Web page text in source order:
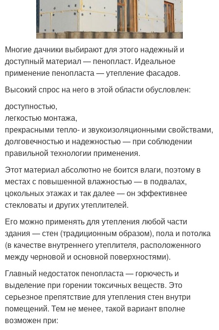
Многие дачники выбирают для этого надежный и
доступный материал — пенопласт. Идеальное
применение пенопласта — утепление фасадов.
Высокий спрос на него в этой области обусловлен:
доступностью,
легкостью монтажа,
прекрасными тепло- и звукоизоляционными свойствами,
долговечностью и надежностью — при соблюдении
правильной технологии применения.
Этот материал абсолютно не боится влаги, поэтому в
местах с повышенной влажностью — в подвалах,
цокольных этажах и так далее — он эффективнее
стекловаты и других утеплителей.
Его можно применять для утепления любой части
здания — стен (традиционным образом), пола и потолка
(в качестве внутреннего утеплителя, расположенного
между черновой и основной поверхностями).
Главный недостаток пенопласта — горючесть и
выделение при горении токсичных веществ. Это
серьезное препятствие для утепления стен внутри
помещений. Тем не менее, такой вариант вполне
возможен при: